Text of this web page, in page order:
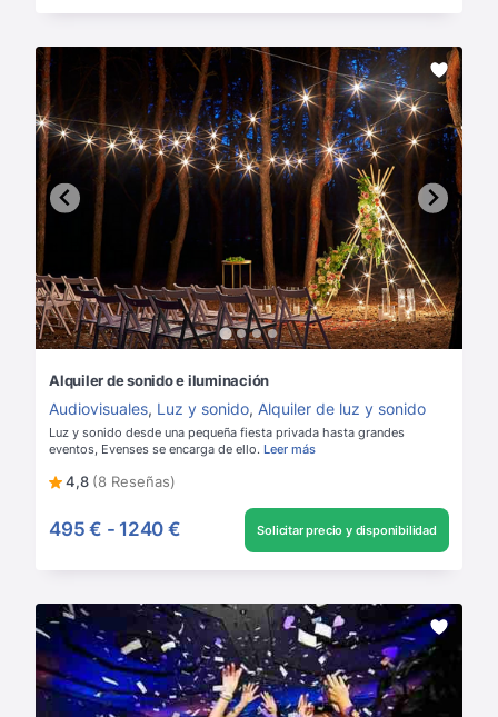
Alquiler de sonido e iluminación
Audiovisuales, Luz y sonido, Alquiler de luz y sonido
Luz y sonido desde una pequeña fiesta privada hasta grandes
eventos, Evenses se encarga de ello. Leer más
4,8 (8 Reseñas)
495 € - 1240 € Solicitar precio y disponibilidad